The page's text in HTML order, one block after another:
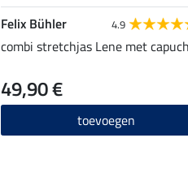
Felix Bühler 4.9
combi stretchjas Lene met
49,90 €
toevoegen